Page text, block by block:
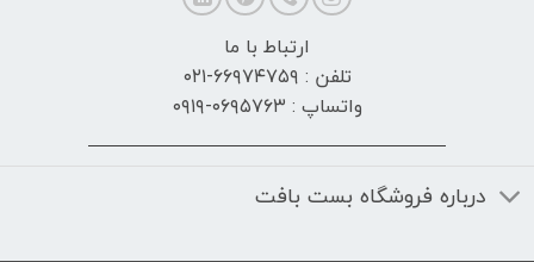
ارتباط با ما
تلفن : ۶۶۹۷۴۷۵۹-۰۲۱
واتساپ : ۰۶۹۵۷۶۳-۰۹۱۹
درباره فروشگاه بست بافت